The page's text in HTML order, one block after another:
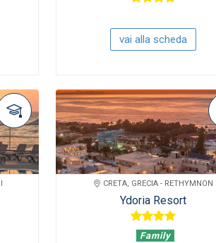
vai alla scheda
CRETA, GRECIA - RETHYMNON
Ydoria Resort
Family